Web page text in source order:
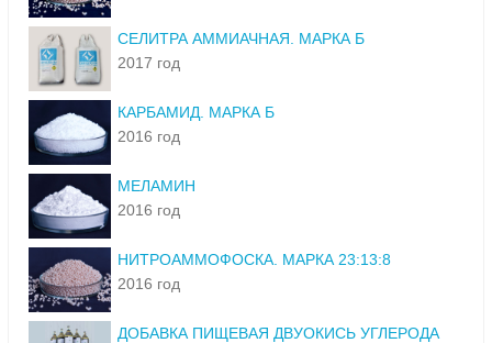
СЕЛИТРА АММИАЧНАЯ. МАРКА Б
2017 год
КАРБАМИД. МАРКА Б
2016 год
МЕЛАМИН
2016 год
НИТРОАММОФОСКА. МАРКА 23:13:8
2016 год
ДОБАВКА ПИЩЕВАЯ ДВУОКИСЬ УГЛЕРОДА